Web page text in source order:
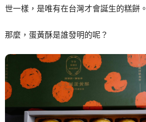
世一樣，是唯有在台灣才會誕生的糕餅。
那麼，蛋黃酥是誰發明的呢？